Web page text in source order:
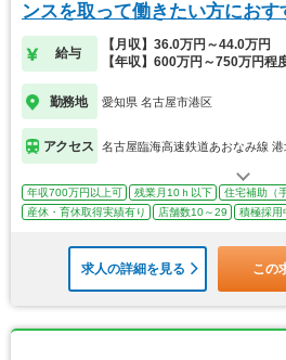
ンスを取って働きたい方にお
師＞
給与
【月収】36.0万円～44.0万円
【年収】600万円～750万円程
勤務地 愛知県 名古屋市港区
アクセス 名古屋臨海高速鉄道あおなみ線 港
年収700万円以上可 残業月10ｈ以下
住宅補助（
産休・育休取得実績有り
店舗数10～29 積極採用
求人の詳細を見る この